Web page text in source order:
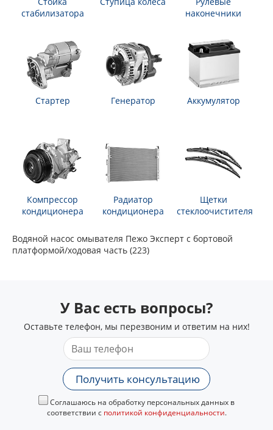
стабилизатора
наконечники
Стартер Генератор Аккумулятор
Компрессор
кондиционера
Радиатор
кондиционера
Щетки
стеклоочистителя
Водяной насос омывателя Пежо Эксперт c бортовой
платформой/ходовая часть (223)
У Вас есть вопросы?
Оставьте телефон, мы перезвоним и ответим на них!
Получить консультацию
Соглашаюсь на обработку персональных данных в
соответствии с политикой конфиденциальности.